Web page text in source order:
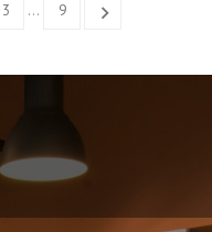
3 … 9 